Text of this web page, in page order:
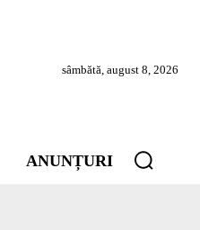
sâmbătă, august 8, 2026
ANUNȚURI